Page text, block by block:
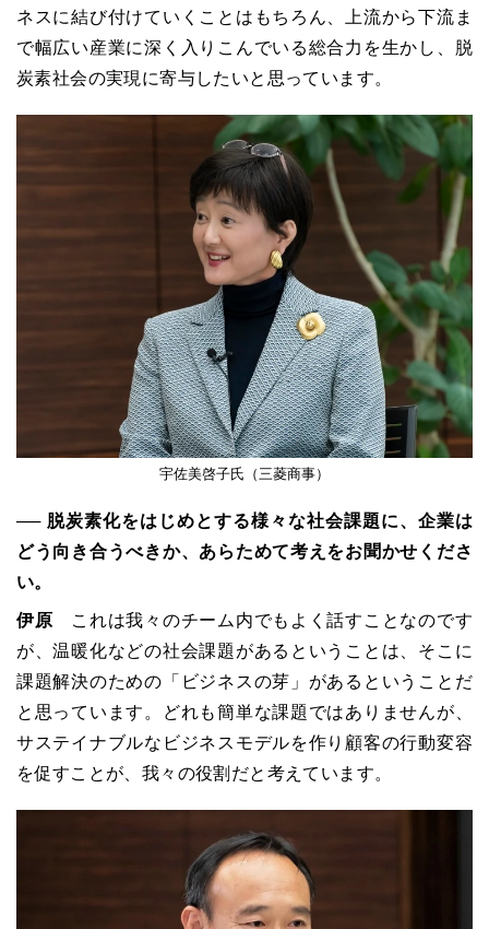
ネスに結び付けていくことはもちろん、上流から下流ま
で幅広い産業に深く入りこんでいる総合力を生かし、脱
炭素社会の実現に寄与したいと思っています。
宇佐美啓子氏（三菱商事）
── 脱炭素化をはじめとする様々な社会課題に、企業は
どう向き合うべきか、あらためて考えをお聞かせくださ
い。
伊原 これは我々のチーム内でもよく話すことなのです
が、温暖化などの社会課題があるということは、そこに
課題解決のための「ビジネスの芽」があるということだ
と思っています。どれも簡単な課題ではありませんが、
サステイナブルなビジネスモデルを作り顧客の行動変容
を促すことが、我々の役割だと考えています。